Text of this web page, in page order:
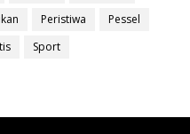
Peristiwa
Pessel
Sport